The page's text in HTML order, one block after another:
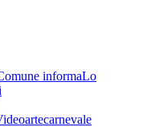
informaLo
artecarnevale